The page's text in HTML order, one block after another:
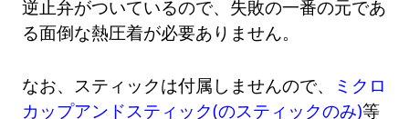
逆止弁がついているので、失敗の一番の元であ
る面倒な熱圧着が必要ありません。
なお、スティックは付属しませんので、
ミクロ
カップアンドスティック(のスティックのみ)等